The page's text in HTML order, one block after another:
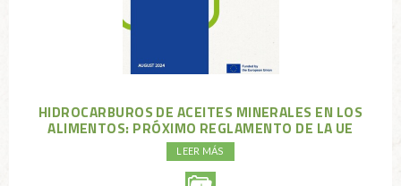
HIDROCARBUROS DE ACEITES MINERALES EN LOS
ALIMENTOS: PRÓXIMO REGLAMENTO DE LA UE
LEER MÁS